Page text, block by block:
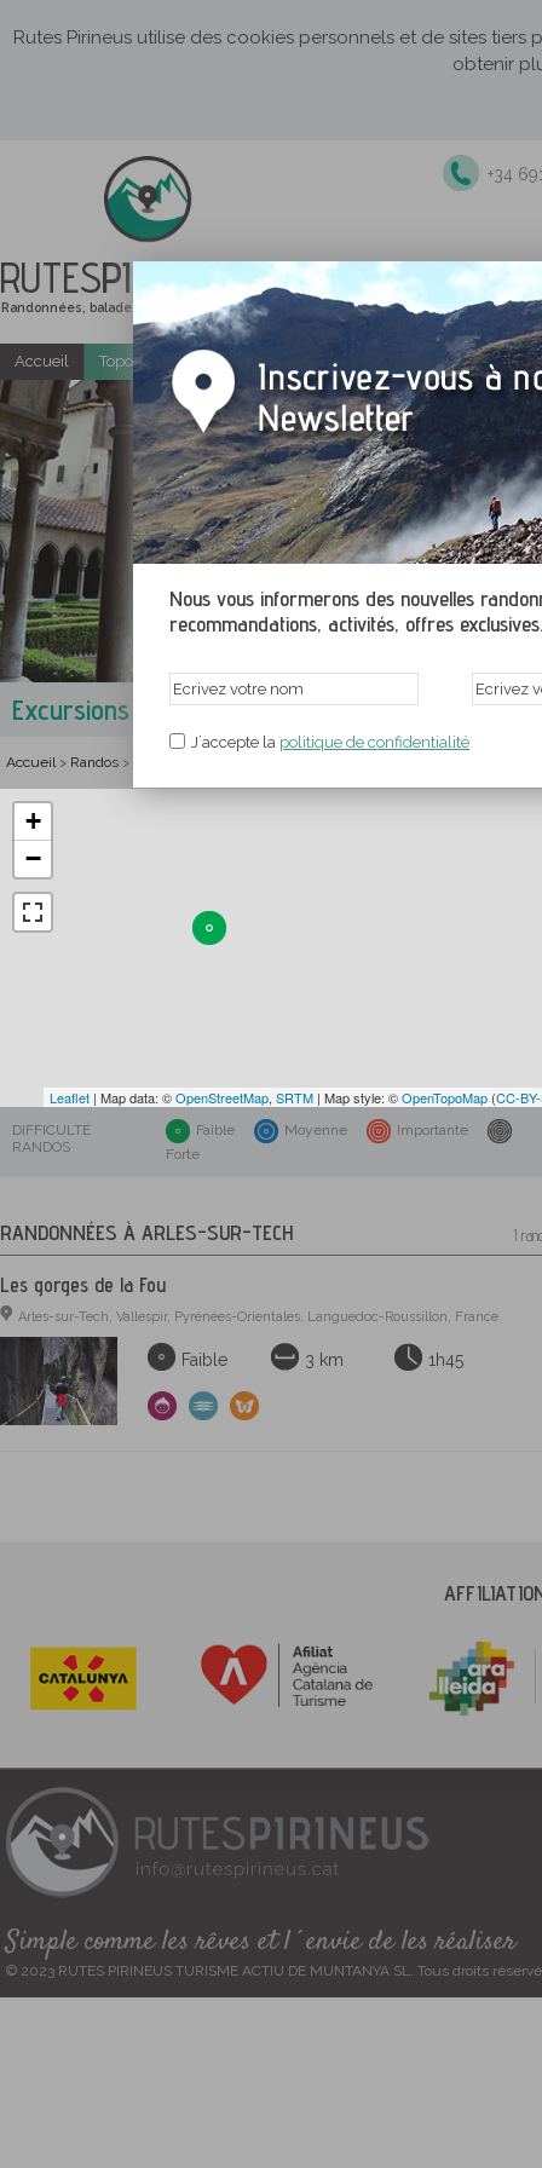
Rutes Pirineus utilise des cookies personnels et de sites
obtenir
RUTESPIRINEUS
Randonnées, balades et itinéraires de montagne
+34
Nous vous informerons des nouvelles
recommandations, activités, offres
J´accepte la politique de confidentialité
Accueil Topo-guides gratuits Randonnées accompagnées
Excursions à Arles-sur-Tech
Accueil> Randos >
+
−
Leaflet | Map data: ©OpenStreetMap, SRTM | Map style: ©OpenTopoMap (CC-
DIFFICULTÉ
RANDOS
Faible Moyenne
Importante
Forte
RANDONNÉES À ARLES-SUR-TECH 1
Les gorges de la Fou
Arles-sur-Tech, Vallespir, Pyrénées-Orientales, Languedoc-Roussillon, France
Faible 3 km 1h45
Simple comme les rêves et l´envie de les réaliser
© 2023 RUTES PIRINEUS TURISME ACTIU DE MUNTANYA SL. Tous droits